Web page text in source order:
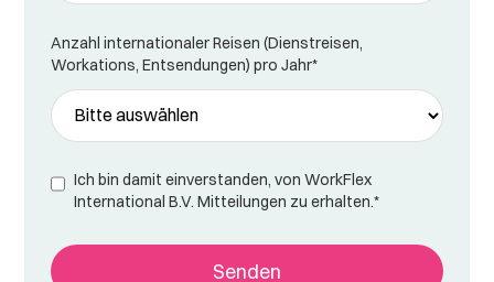
Anzahl internationaler Reisen (Dienstreisen,
Workations, Entsendungen) pro Jahr*
Ich bin damit einverstanden, von WorkFlex
International B.V. Mitteilungen zu erhalten.*